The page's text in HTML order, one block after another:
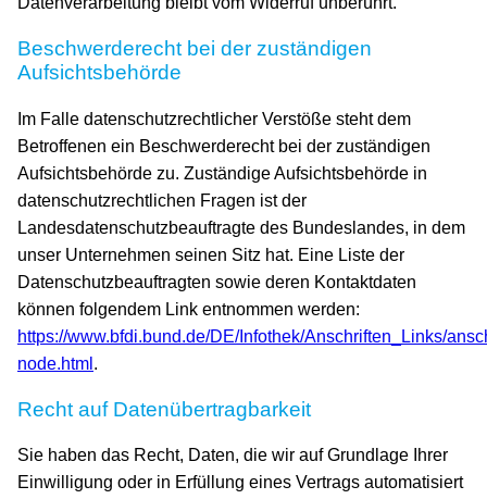
Beschwerderecht bei der zuständigen
Aufsichtsbehörde
Im Falle datenschutzrechtlicher Verstöße steht dem
Betroffenen ein Beschwerderecht bei der zuständigen
Aufsichtsbehörde zu. Zuständige Aufsichtsbehörde in
datenschutzrechtlichen Fragen ist der
Landesdatenschutzbeauftragte des Bundeslandes, in dem
unser Unternehmen seinen Sitz hat. Eine Liste der
Datenschutzbeauftragten sowie deren Kontaktdaten
können folgendem Link entnommen werden:
https://www.bfdi.bund.de/DE/Infothek/Anschriften_Links/
node.html .
Recht auf Datenübertragbarkeit
Sie haben das Recht, Daten, die wir auf Grundlage Ihrer
Einwilligung oder in Erfüllung eines Vertrags automatisiert